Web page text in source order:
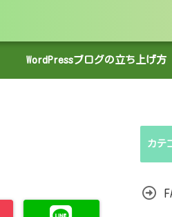
WordPressブログの立ち上げ方
カテ